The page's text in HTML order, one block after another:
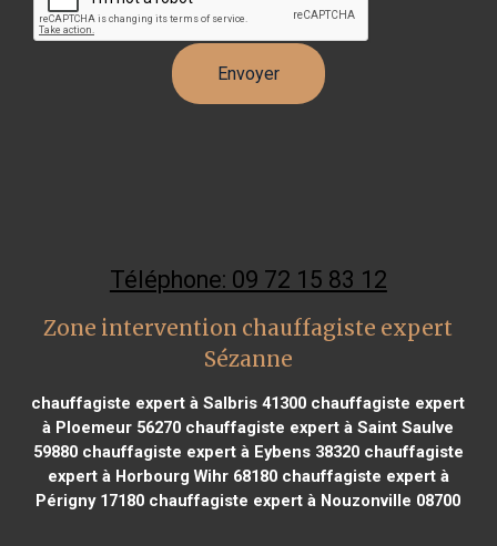
Téléphone: 09 72 15 83 12
Zone intervention chauffagiste expert
Sézanne
chauffagiste expert à Salbris 41300 chauffagiste expert
à Ploemeur 56270 chauffagiste expert à Saint Saulve
59880chauffagiste expert à Eybens 38320chauffagiste
expert à Horbourg Wihr 68180chauffagiste expert à
Périgny 17180 chauffagiste expert à Nouzonville 08700